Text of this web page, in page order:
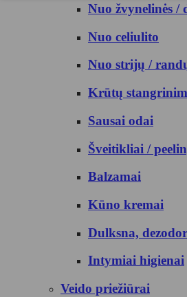
Nuo žvynelinės /
Nuo celiulito
Nuo strijų /
Krūtų
Sausai odai
Šveitikliai /
Balzamai
Kūno kremai
Dulksna,
Intymiai higienai
Veido priežiūrai